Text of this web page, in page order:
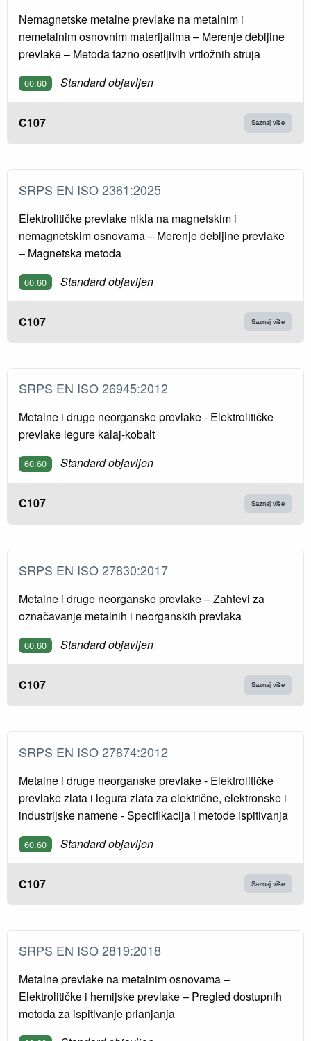
Nemagnetske metalne prevlake na metalnim i
nemetalnim osnovnim materijalima – Merenje debljine
prevlake – Metoda fazno osetljivih vrtložnih struja
60.60 Standard objavljen
C107 Saznaj više
SRPS EN ISO 2361:2025
Elektrolitičke prevlake nikla na magnetskim i
nemagnetskim osnovama – Merenje debljine prevlake
– Magnetska metoda
60.60 Standard objavljen
C107 Saznaj više
SRPS EN ISO 26945:2012
Metalne i druge neorganske prevlake - Elektrolitičke
prevlake legure kalaj-kobalt
60.60 Standard objavljen
C107 Saznaj više
SRPS EN ISO 27830:2017
Metalne i druge neorganske prevlake – Zahtevi za
označavanje metalnih i neorganskih prevlaka
60.60 Standard objavljen
C107 Saznaj više
SRPS EN ISO 27874:2012
Metalne i druge neorganske prevlake - Elektrolitičke
prevlake zlata i legura zlata za električne, elektronske i
industrijske namene - Specifikacija i metode ispitivanja
60.60 Standard objavljen
C107 Saznaj više
SRPS EN ISO 2819:2018
Metalne prevlake na metalnim osnovama –
Elektrolitičke i hemijske prevlake – Pregled dostupnih
metoda za ispitivanje prianjanja